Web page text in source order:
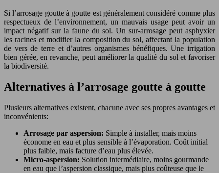
Si l’arrosage goutte à goutte est généralement considéré comme plus
respectueux de l’environnement, un mauvais usage peut avoir un
impact négatif sur la faune du sol. Un sur-arrosage peut asphyxier
les racines et modifier la composition du sol, affectant la population
de vers de terre et d’autres organismes bénéfiques. Une irrigation
bien gérée, en revanche, peut améliorer la qualité du sol et favoriser
la biodiversité.
Alternatives à l’arrosage goutte à goutte
Plusieurs alternatives existent, chacune avec ses propres avantages et
inconvénients:
Arrosage par aspersion: Simple à installer, mais moins
économe en eau et plus sensible à l’évaporation. Coût initial
plus faible, mais facture d’eau plus élevée.
Micro-aspersion: Solution intermédiaire, moins gourmande
en eau que l’aspersion classique, mais plus coûteuse que le